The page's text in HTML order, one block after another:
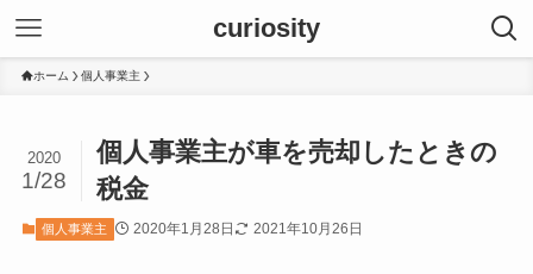
curiosity
ホーム 個人事業主
個人事業主が車を売却したときの
税金
2020
1/28
個人事業主 2020年1月28日 2021年10月26日